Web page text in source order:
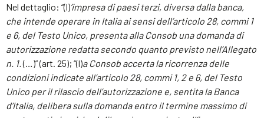
Nel dettaglio: “(l)’impresa di paesi terzi, diversa dalla banca,
che intende operare in Italia ai sensi dell’articolo 28, commi 1
e 6, del Testo Unico, presenta alla Consob una domanda di
autorizzazione redatta secondo quanto previsto nell’Allegato
n. 1.(…)” (art. 25); “(l)a Consob accerta la ricorrenza delle
condizioni indicate all’articolo 28, commi 1, 2 e 6, del Testo
Unico per il rilascio dell’autorizzazione e, sentita la Banca
d’Italia, delibera sulla domanda entro il termine massimo di